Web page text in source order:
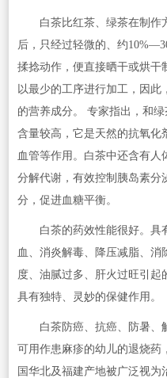
白茶比红茶、绿茶在制作
后，只经过轻微的、约
揉捻动作，便直接晒干或烘干
以最少的工序进行加工，因此
的营养成分。 专家指出，和
含量较高，它是天然的抗氧化
血管等作用。白茶中还含有
分解代谢，有效控制胰岛素分
分，促进血糖平衡。
白茶的药效性能很好。具
血、消炎解毒、降压减脂、
度、油腻过多、肝火过旺引起
具有独特、灵妙的保健作用。
白茶防癌、抗癌、防暑、
可用作患麻疹的幼儿的退烧药
国华北及福建产地被广泛视